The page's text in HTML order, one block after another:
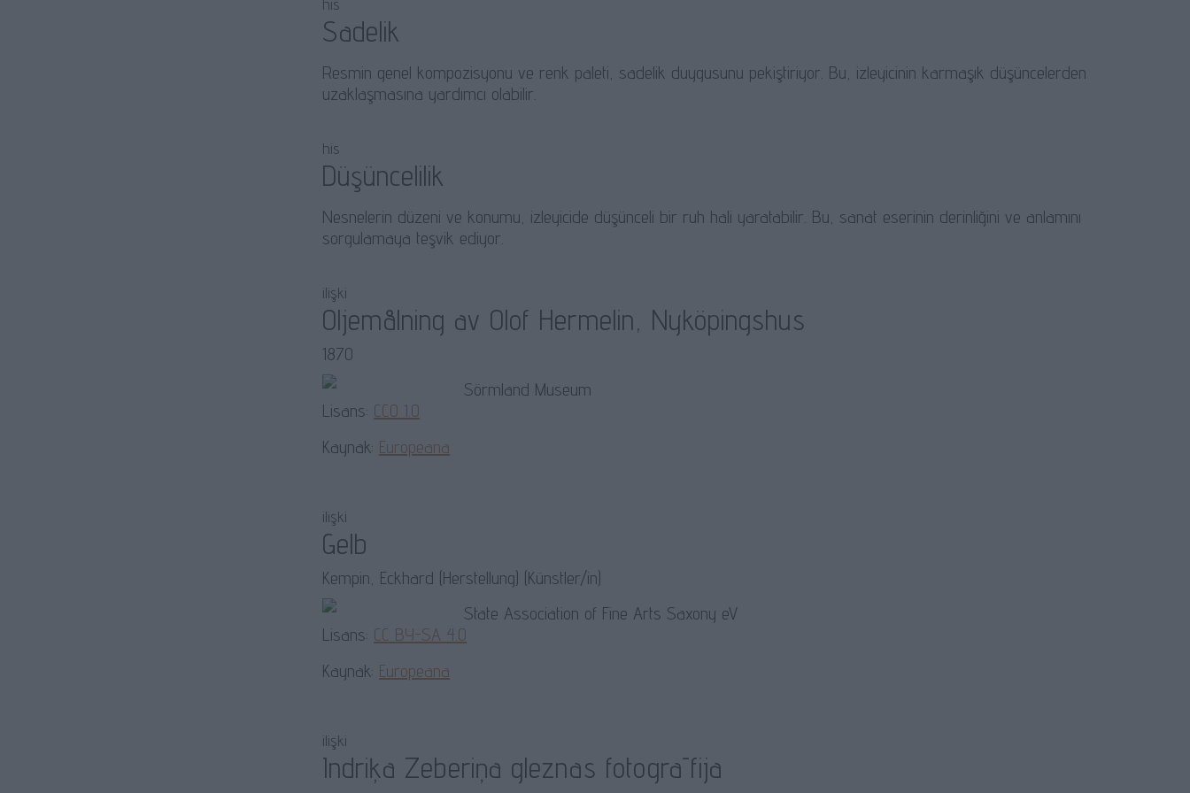
his
Sadelik
Resmin genel kompozisyonu ve renk paleti, sadelik duygusunu pekiştiriyor. Bu, izleyicinin karmaşık düşüncelerden
uzaklaşmasına yardımcı olabilir.
his
Düşüncelilik
Nesnelerin düzeni ve konumu, izleyicide düşünceli bir ruh hali yaratabilir. Bu, sanat eserinin derinliğini ve anlamını
sorgulamaya teşvik ediyor.
ilişki
Oljemålning av Olof Hermelin, Nyköpingshus
1870
Sörmland Museum
Lisans: CC0 1.0
Kaynak: Europeana
ilişki
Gelb
Kempin, Eckhard (Herstellung) (Künstler/in)
State Association of Fine Arts Saxony eV
Lisans: CC BY-SA 4.0
Kaynak: Europeana
ilişki
Indriķa Zeberiņa gleznas fotogrāfija